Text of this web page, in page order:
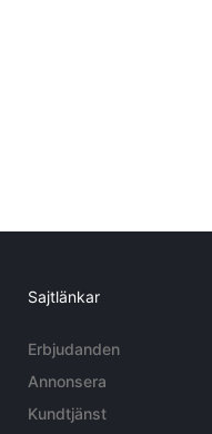
Sajtlänkar
Erbjudanden
Annonsera
Kundtjänst